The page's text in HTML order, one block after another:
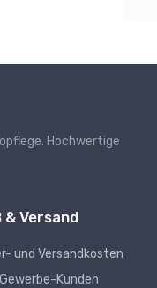
Hochwertige
& Versand
und Versandkosten
Kunden